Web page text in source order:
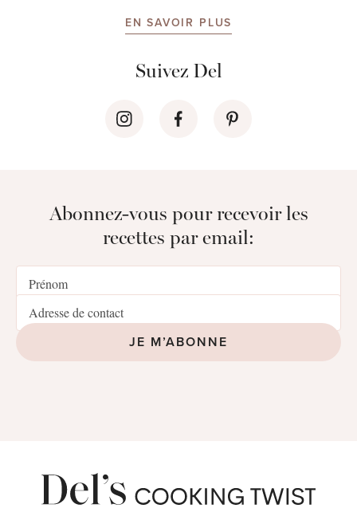
EN SAVOIR PLUS
Suivez Del
Abonnez-vous pour recevoir les
recettes par email:
JE M’ABONNE